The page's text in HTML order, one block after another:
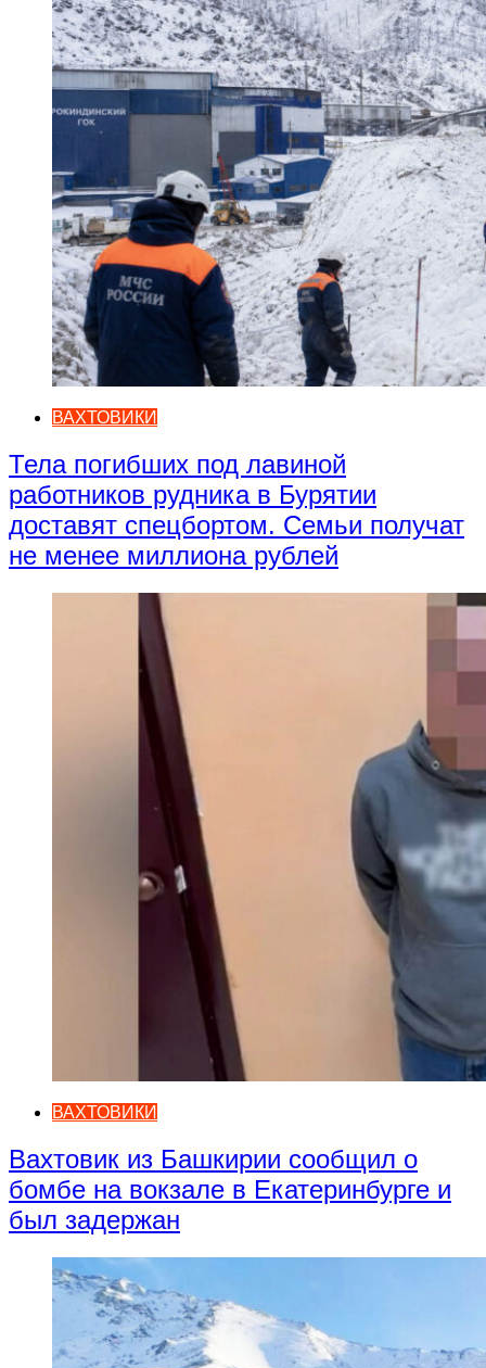
ВАХТОВИКИ
Тела погибших под лавиной
работников рудника в Бурятии
доставят спецбортом. Семьи получат
не менее миллиона рублей
ВАХТОВИКИ
Вахтовик из Башкирии сообщил о
бомбе на вокзале в Екатеринбурге и
был задержан